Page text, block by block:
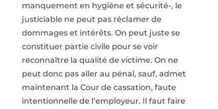
manquement en hygiène et sécurité-, le
justiciable ne peut pas réclamer de
dommages et intérêts. On peut juste se
constituer partie civile pour se voir
reconnaître la qualité de victime. On ne
peut donc pas aller au pénal, sauf, admet
maintenant la Cour de cassation, faute
intentionnelle de l’employeur. Il faut faire